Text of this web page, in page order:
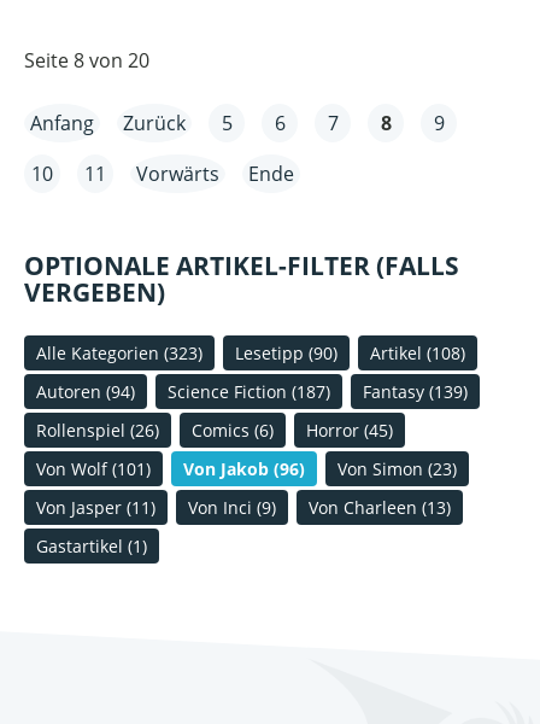
Seite 8 von 20
Anfang Zurück 5 6 7 8
9
10
11 Vorwärts Ende
OPTIONALE ARTIKEL-FILTER (FALLS
VERGEBEN)
Alle Kategorien (323) Lesetipp (90) Artikel (108)
Autoren (94) Science Fiction (187) Fantasy (139)
Rollenspiel (26) Comics (6) Horror (45)
Von Wolf (101) Von Jakob (96) Von Simon (23)
Von Jasper (11) Von Inci (9) Von Charleen (13)
Gastartikel (1)